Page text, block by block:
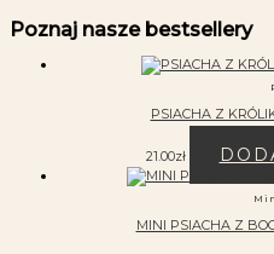
Poznaj nasze bestsellery
PSIACHA Z
21.00zł
MINI PSIACHA Z